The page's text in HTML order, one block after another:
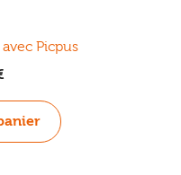
Picpus